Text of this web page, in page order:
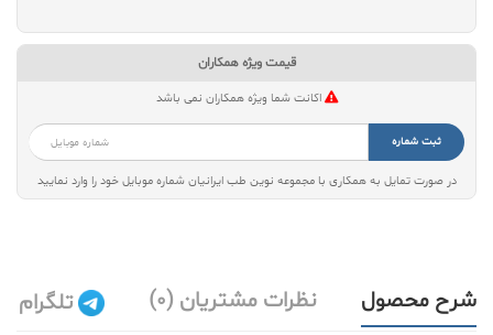
قیمت ویژه همکاران
اکانت شما ویژه همکاران نمی باشد
ثبت شماره
در صورت تمایل به همکاری با مجموعه نوین طب ایرانیان شماره موبایل خود را وارد نمایید
شرح محصول نظرات مشتریان (0) تلگرام